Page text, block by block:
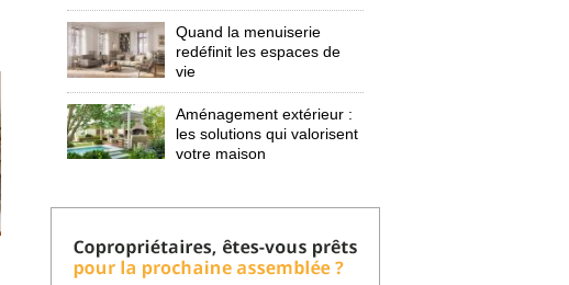
Quand la menuiserie
redéfinit les espaces de
vie
Aménagement extérieur :
les solutions qui valorisent
votre maison